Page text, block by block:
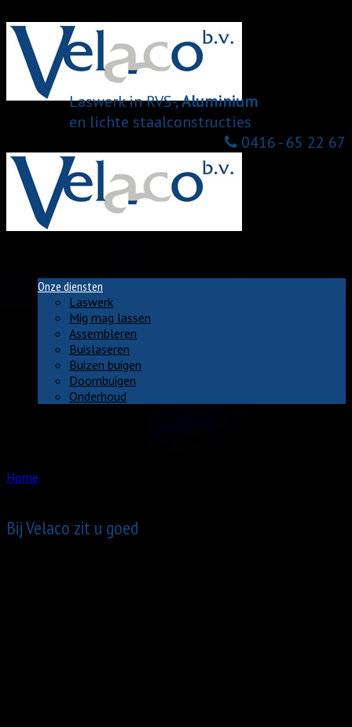
Laswerk in RVS-,Aluminium
en lichte staalconstructies
0416 - 65 22 67
Onze diensten
Laswerk
Mig mag lassen
Assembleren
Buislaseren
Buizen buigen
Doornbuigen
Onderhoud
Home
Bij Velaco zit u goed